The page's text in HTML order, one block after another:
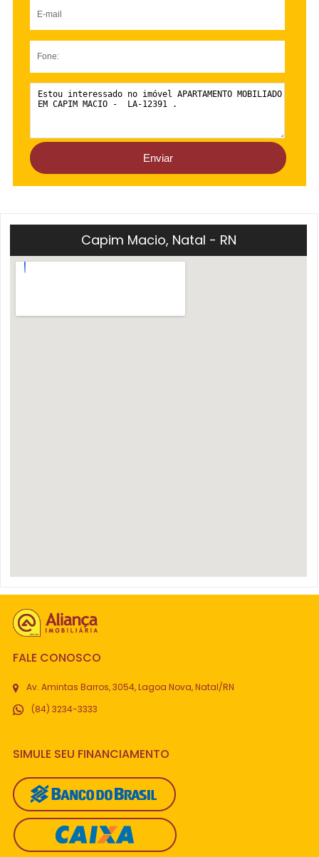
Capim Macio, Natal - RN
FALE CONOSCO
Av. Amintas Barros, 3054, Lagoa Nova, Natal/RN
(84) 3234-3333
SIMULE SEU FINANCIAMENTO